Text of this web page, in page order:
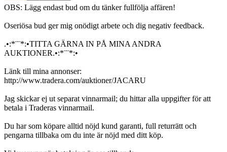
OBS: Lägg endast bud om du tänker fullfölja affären!
Oseriösa bud ger mig onödigt arbete och dig negativ feedback.
.•:*¨¨*:•TITTA GÄRNA IN PÅ MINA ANDRA
AUKTIONER.•:*¨¨*:•
Länk till mina annonser:
http://www.tradera.com/auktioner/JACARU
Jag skickar ej ut separat vinnarmail; du hittar alla uppgifter för att
betala i Traderas vinnarmail.
Du har som köpare alltid nöjd kund garanti, full returrätt och
pengarna tillbaka om du inte är nöjd med ditt köp.